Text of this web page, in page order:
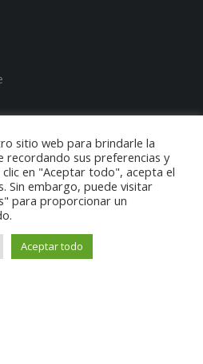
089 032
Maquinaria tratamiento de
sitio web para brindarle la
recordando sus preferencias y
en "Aceptar todo", acepta el
Sin embargo, puede visitar
para proporcionar un
Aceptar todo